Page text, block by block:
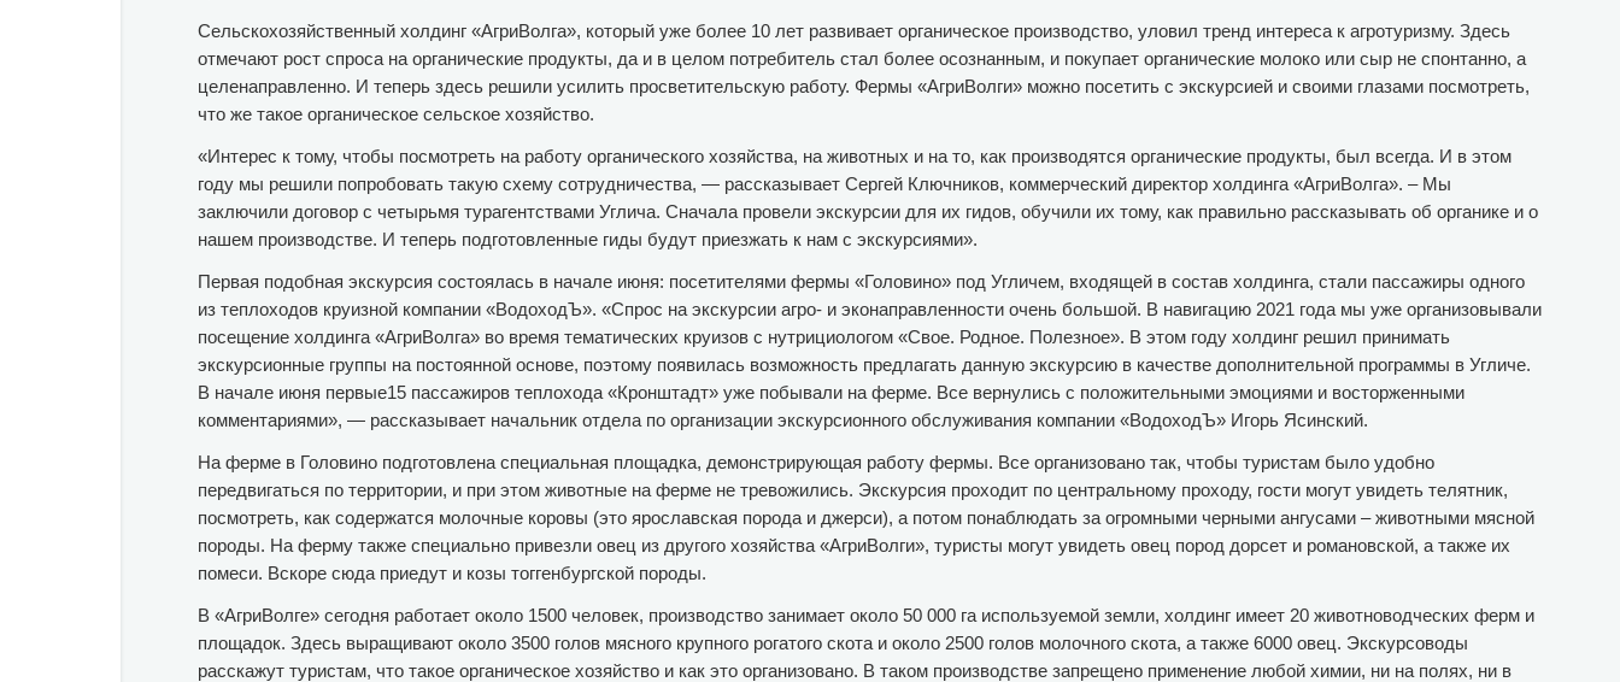
Сельскохозяйственный холдинг «АгриВолга», который уже более 10 лет развивает органическое производство, уловил тренд интереса к агротуризму. Здесь
отмечают рост спроса на органические продукты, да и в целом потребитель стал более осознанным, и покупает органические молоко или сыр не спонтанно, а
целенаправленно. И теперь здесь решили усилить просветительскую работу. Фермы «АгриВолги» можно посетить с экскурсией и своими глазами посмотреть,
что же такое органическое сельское хозяйство.
«Интерес к тому, чтобы посмотреть на работу органического хозяйства, на животных и на то, как производятся органические продукты, был всегда. И в этом
году мы решили попробовать такую схему сотрудничества, — рассказывает Сергей Ключников, коммерческий директор холдинга «АгриВолга». – Мы
заключили договор с четырьмя турагентствами Углича. Сначала провели экскурсии для их гидов, обучили их тому, как правильно рассказывать об органике и о
нашем производстве. И теперь подготовленные гиды будут приезжать к нам с экскурсиями».
Первая подобная экскурсия состоялась в начале июня: посетителями фермы «Головино» под Угличем, входящей в состав холдинга, стали пассажиры одного
из теплоходов круизной компании «ВодоходЪ». «Спрос на экскурсии агро- и эконаправленности очень большой. В навигацию 2021 года мы уже организовывали
посещение холдинга «АгриВолга» во время тематических круизов с нутрициологом «Свое. Родное. Полезное». В этом году холдинг решил принимать
экскурсионные группы на постоянной основе, поэтому появилась возможность предлагать данную экскурсию в качестве дополнительной программы в Угличе.
В начале июня первые15 пассажиров теплохода «Кронштадт» уже побывали на ферме. Все вернулись с положительными эмоциями и восторженными
комментариями», — рассказывает начальник отдела по организации экскурсионного обслуживания компании «ВодоходЪ» Игорь Ясинский.
На ферме в Головино подготовлена специальная площадка, демонстрирующая работу фермы. Все организовано так, чтобы туристам было удобно
передвигаться по территории, и при этом животные на ферме не тревожились. Экскурсия проходит по центральному проходу, гости могут увидеть телятник,
посмотреть, как содержатся молочные коровы (это ярославская порода и джерси), а потом понаблюдать за огромными черными ангусами – животными мясной
породы. На ферму также специально привезли овец из другого хозяйства «АгриВолги», туристы могут увидеть овец пород дорсет и романовской, а также их
помеси. Вскоре сюда приедут и козы тоггенбургской породы.
В «АгриВолге» сегодня работает около 1500 человек, производство занимает около 50 000 га используемой земли, холдинг имеет 20 животноводческих ферм и
площадок. Здесь выращивают около 3500 голов мясного крупного рогатого скота и около 2500 голов молочного скота, а также 6000 овец. Экскурсоводы
расскажут туристам, что такое органическое хозяйство и как это организовано. В таком производстве запрещено применение любой химии, ни на полях, ни в